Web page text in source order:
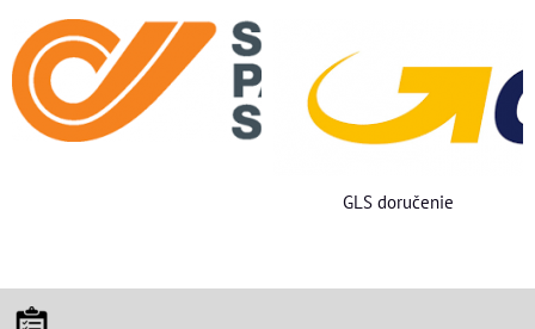
GLS doručenie